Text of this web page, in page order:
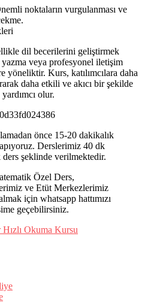
noktaların vurgulanması ve
dil becerilerini geliştirmek
veya profesyonel iletişim
yöneliktir. Kurs, katılımcılara daha
daha etkili ve akıcı bir şekilde
olur.
önce 15-20 dakikalık
Derslerimiz 40 dk
şeklinde verilmektedir.
Özel Ders,
ve Etüt Merkezlerimiz
için whatsapp hattımızı
geçebilirsiniz.
Hızlı Okuma Kursu